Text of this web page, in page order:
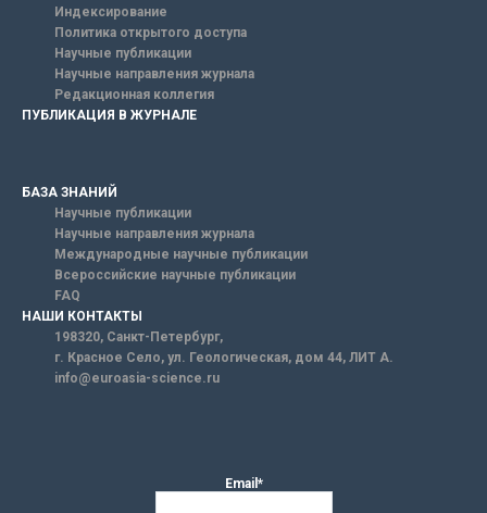
Индексирование
Политика открытого доступа
Научные публикации
Научные направления журнала
Редакционная коллегия
ПУБЛИКАЦИЯ В ЖУРНАЛЕ
БАЗА ЗНАНИЙ
Научные публикации
Научные направления журнала
Международные научные публикации
Всероссийские научные публикации
FAQ
НАШИ КОНТАКТЫ
198320, Санкт-Петербург,
г. Красное Село, ул. Геологическая, дом 44, ЛИТ А.
info@euroasia-science.ru
Email*